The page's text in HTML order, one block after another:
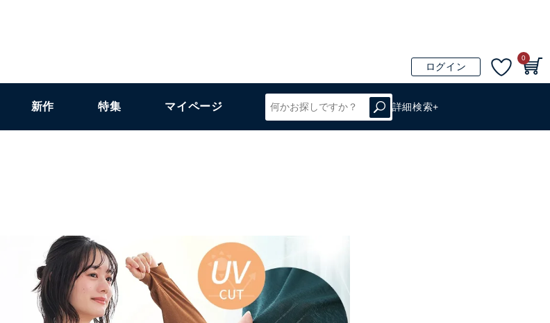
ログイン
0
新作 特集 マイページ 詳細検索+